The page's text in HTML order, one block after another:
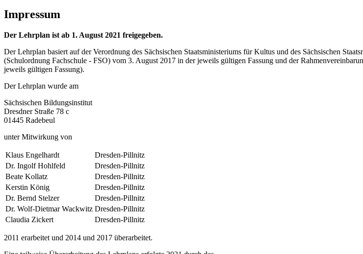
Impressum
Der Lehrplan ist ab 1. August 2021 freigegeben.
Der Lehrplan basiert auf der Verordnung des Sächsischen Staatsministeriums für Kultus und des Sächsischen
(Schulordnung Fachschule - FSO) vom 3. August 2017 in der jeweils gültigen Fassung und der
jeweils gültigen Fassung).
Der Lehrplan wurde am
Sächsischen Bildungsinstitut
Dresdner Straße 78 c
01445 Radebeul
unter Mitwirkung von
Klaus Engelhardt
Dresden-Pillnitz
Dr. Ingolf Hohlfeld
Dresden-Pillnitz
Beate Kollatz
Dresden-Pillnitz
Kerstin König
Dresden-Pillnitz
Dr. Bernd Stelzer
Dresden-Pillnitz
Dr. Wolf-Dietmar Wackwitz Dresden-Pillnitz
Claudia Zickert
Dresden-Pillnitz
2011 erarbeitet und 2014 und 2017 überarbeitet.